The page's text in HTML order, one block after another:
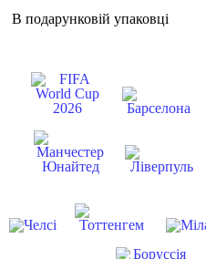
В подарунковій упаковці